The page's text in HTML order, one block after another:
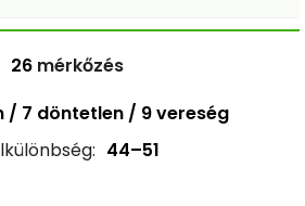
26 mérkőzés
/ 7 döntetlen / 9 vereség
44–51